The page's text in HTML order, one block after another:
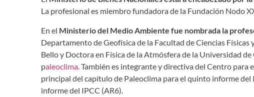
La profesional es miembro fundadora de la Fundación Nodo
En el Ministerio del Medio Ambiente fue nombrada la
Departamento de Geofísica de la Facultad de Ciencias Físicas
Bello y Doctora en Física de la Atmósfera de la Universidad
paleoclima . También es integrante y directiva del Centro para
principal del capítulo de Paleoclima para el quinto informe del
informe del IPCC (AR6).